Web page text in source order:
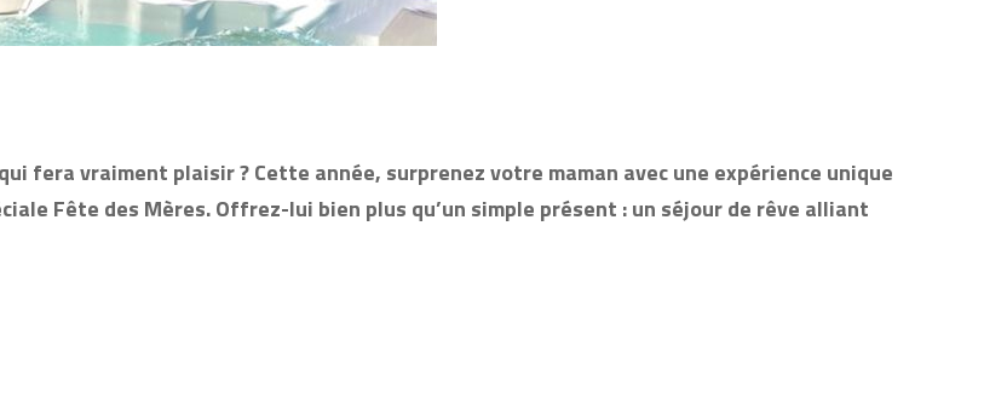
fera vraiment plaisir ? Cette année, surprenez votre maman avec une expérience unique
Fête des Mères. Offrez-lui bien plus qu’un simple présent : un séjour de rêve alliant